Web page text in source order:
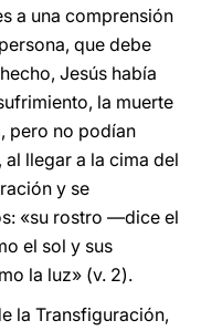
a una comprensión
que debe
Jesús había
la muerte
pero no podían
llegar a la cima del
y se
«su rostro —dice el
el sol y sus
la luz» (v. 2).
la Transfiguración,